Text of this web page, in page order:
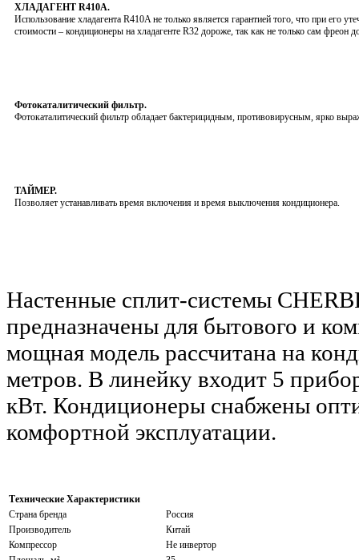
ХЛАДАГЕНТ R410A.
Использование хладагента R410A не только является гарантией того, что при его
стоимости – кондиционеры на хладагенте R32 дороже, так как не только сам фреон
Фотокаталитический фильтр.
Фотокаталитический фильтр обладает бактерицидным, противовирусным, ярко
ТАЙМЕР.
Позволяет устанавливать время включения и время выключения кондиционера.
Настенные сплит-системы
предназначены для бытового и
мощная модель рассчитана на
метров. В линейку входит 5
кВт. Кондиционеры снабжены
комфортной эксплуатации.
Технические Характеристики
Страна бренда
Россия
Производитель
Китай
Компрессор
Не инвертор